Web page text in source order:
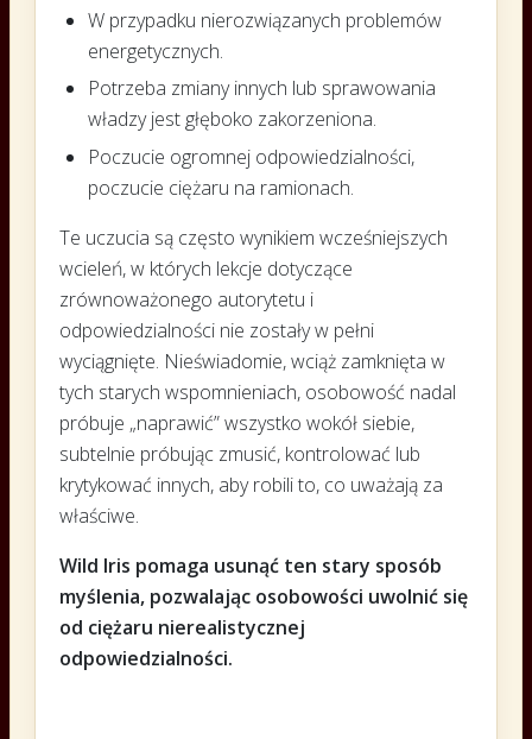
W przypadku nierozwiązanych problemów
energetycznych.
Potrzeba zmiany innych lub sprawowania
władzy jest głęboko zakorzeniona.
Poczucie ogromnej odpowiedzialności,
poczucie ciężaru na ramionach.
Te uczucia są często wynikiem wcześniejszych
wcieleń, w których lekcje dotyczące
zrównoważonego autorytetu i
odpowiedzialności nie zostały w pełni
wyciągnięte. Nieświadomie, wciąż zamknięta w
tych starych wspomnieniach, osobowość nadal
próbuje „naprawić” wszystko wokół siebie,
subtelnie próbując zmusić, kontrolować lub
krytykować innych, aby robili to, co uważają za
właściwe.
Wild Iris pomaga usunąć ten stary sposób
myślenia, pozwalając osobowości uwolnić się
od ciężaru nierealistycznej
odpowiedzialności.